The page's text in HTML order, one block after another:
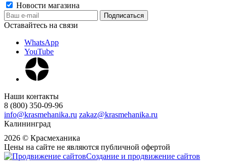
Новости магазина
Оставайтесь на связи
WhatsApp
YouTube
Наши контакты
8 (800) 350-09-96
info@krasmehanika.ru zakaz@krasmehanika.ru
Калининград
2026 © Красмеханика
Цены на сайте не являются публичной офертой
Создание и продвижение сайтов